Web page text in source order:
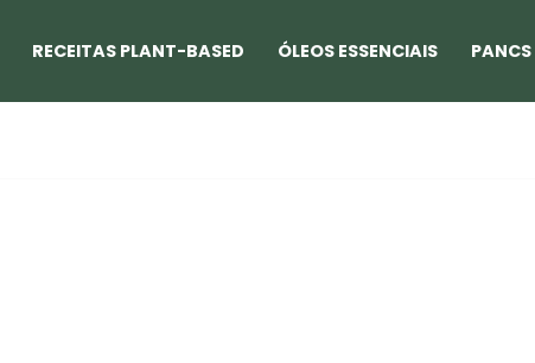
RECEITAS PLANT-BASED ÓLEOS ESSENCIAIS PANCS